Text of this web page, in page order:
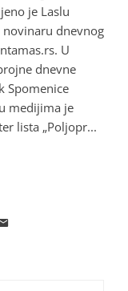
je Laslu
dnevnog
U
dnevne
Spomenice
medijima je
lista „Poljopr...